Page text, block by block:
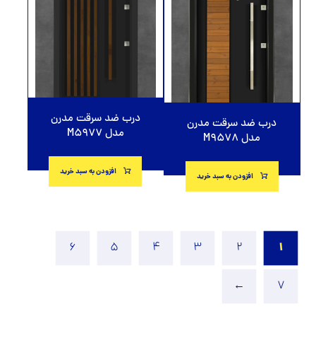
درب ضد سرقت مدرن
مدل M9578
افزودن به سبد خرید
درب ضد سرقت مدرن
مدل M5977
افزودن به سبد خرید
1
2
3
4
5
6
7
←